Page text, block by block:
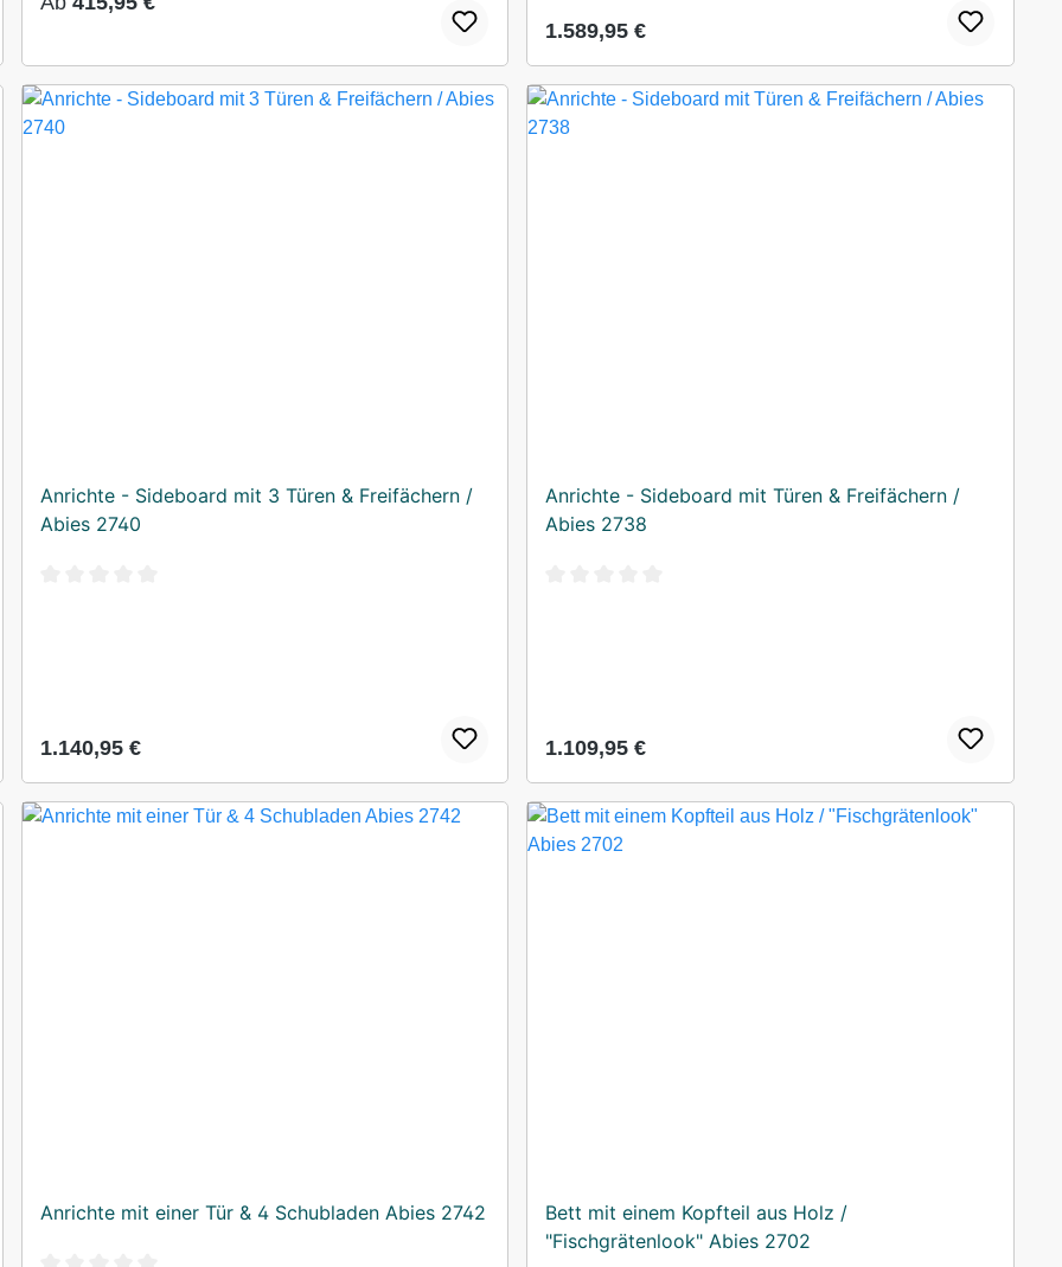
Regulärer Preis:
1.589,95 €
Anrichte - Sideboard mit 3 Türen & Freifächern /
Abies 2740
Regulärer Preis:
1.140,95 €
Anrichte - Sideboard mit Türen & Freifächern /
Abies 2738
Regulärer Preis:
1.109,95 €
Anrichte mit einer Tür & 4 Schubladen Abies 2742
Bett mit einem Kopfteil aus Holz /
"Fischgrätenlook" Abies 2702